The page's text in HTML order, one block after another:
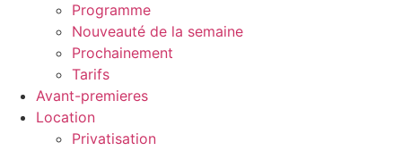
Programme
Nouveauté de la semaine
Prochainement
Tarifs
Avant-premieres
Location
Privatisation